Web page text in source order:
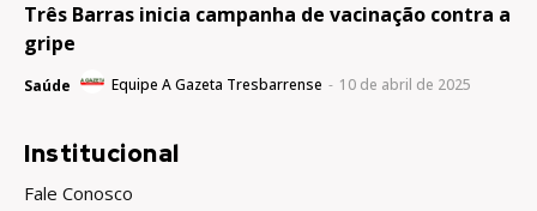
Três Barras inicia campanha de vacinação contra a
gripe
Saúde Equipe A Gazeta Tresbarrense - 10 de abril de 2025
Institucional
Fale Conosco